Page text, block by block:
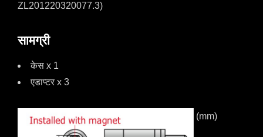
ZL201220320077.3)
सामग्री
केस x 1
एडाप्टर x 3
(mm)